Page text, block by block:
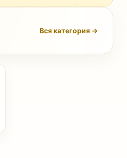
Вся категория →